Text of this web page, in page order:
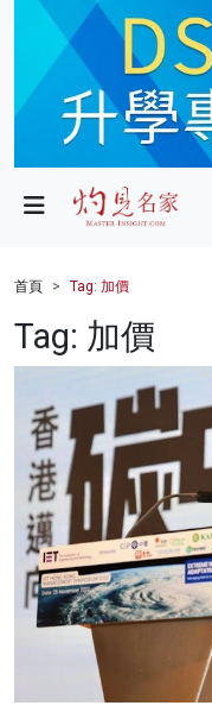
政局
財經
健康
商業
科技
影片
名家榜
灼見活動
關於我們
首頁 Tag: 加價
Tag: 加價